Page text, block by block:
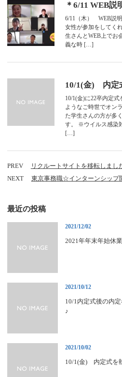
＊6/11 WEB説
6/11（木） WEB説
女性が参加をしてく
生さんとWEB上でお
義な時 […]
10/1(金) 内定
10/1(金)に22卒内定
ようなご時世でオン
た学生さんの方が多
す。 ※ウイルス感染
[…]
PREV
リクルートサイトを移転しまし
NEXT
東京事務職☆インターンシップ
最近の投稿
2021/12/02
2021年年末年始休
2021/10/12
10/1内定式後の内
♪
2021/10/02
10/1(金) 内定式を